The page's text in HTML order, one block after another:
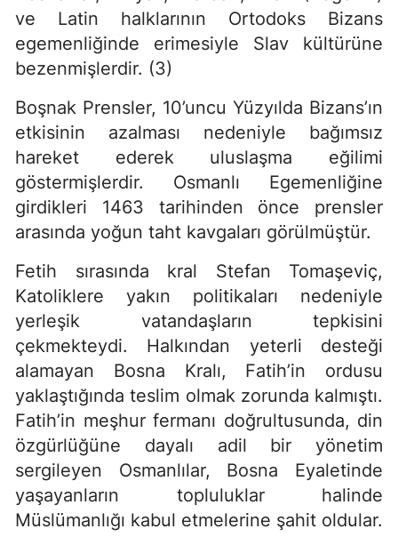
ve Latin halklarının Ortodoks Bizans
egemenliğinde erimesiyle Slav kültürüne
bezenmişlerdir. (3)
Boşnak Prensler, 10’uncu Yüzyılda Bizans’ın
etkisinin azalması nedeniyle bağımsız
hareket ederek uluslaşma eğilimi
göstermişlerdir. Osmanlı Egemenliğine
girdikleri 1463 tarihinden önce prensler
arasında yoğun taht kavgaları görülmüştür.
Fetih sırasında kral Stefan Tomaşeviç,
Katoliklere yakın politikaları nedeniyle
yerleşik vatandaşların tepkisini
çekmekteydi. Halkından yeterli desteği
alamayan Bosna Kralı, Fatih’in ordusu
yaklaştığında teslim olmak zorunda kalmıştı.
Fatih’in meşhur fermanı doğrultusunda, din
özgürlüğüne dayalı adil bir yönetim
sergileyen Osmanlılar, Bosna Eyaletinde
yaşayanların topluluklar halinde
Müslümanlığı kabul etmelerine şahit oldular.